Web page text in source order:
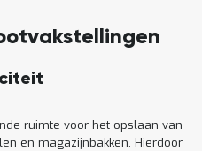
ruimte voor het opslaan van
en magazijnbakken. Hierdoor